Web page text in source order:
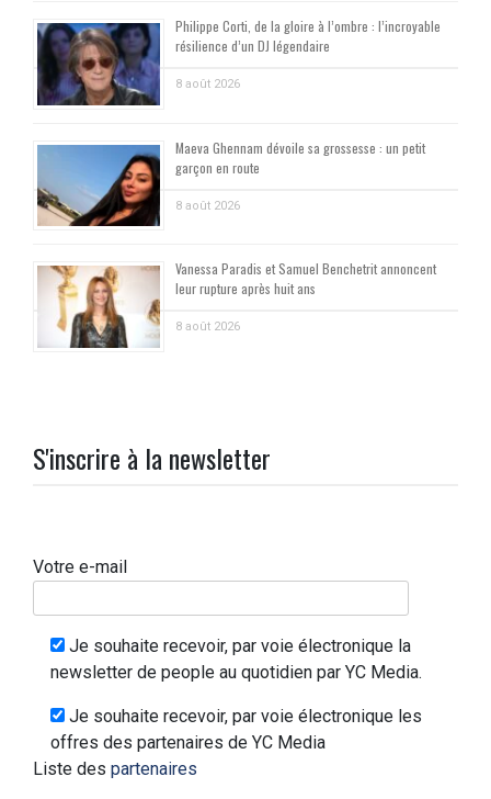
Philippe Corti, de la gloire à l’ombre : l’incroyable
résilience d’un DJ légendaire
8 août 2026
Maeva Ghennam dévoile sa grossesse : un petit
garçon en route
8 août 2026
Vanessa Paradis et Samuel Benchetrit annoncent
leur rupture après huit ans
8 août 2026
S'inscrire à la newsletter
Votre e-mail
Je souhaite recevoir, par voie électronique la
newsletter de people au quotidien par YC Media.
Je souhaite recevoir, par voie électronique les
offres des partenaires de YC Media
Liste des partenaires